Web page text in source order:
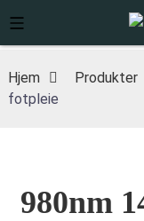
Hjem Produkter
fotpleie
980nm